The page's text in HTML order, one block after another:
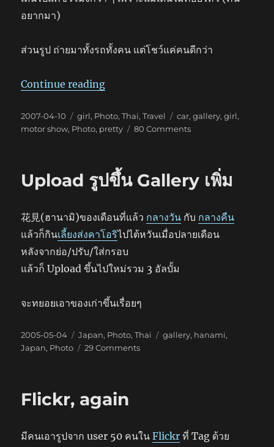
อยากมา)
ส่วนรูป ถ่ายมาทั้งรถทั้งคน แต่โชว์แค่คนดีกว่า
Continue reading“Bangkok International Motor
Posted
on
2007-04-10 Categories
girl, Photo,Thai,Travel Tags
car,gallery,girl,
motor show, Photo, pretty 80 Commentson
Show
2007
Upload รูปขึ้น Gallery เพิ่ม
花見(ฮานามิ)ของเดือนที่แล้ว กลางวัน กับ กลางคืน
แล้วก็กินเลี้ยงส่งคาโอริไปไต้หวันเมื่อปลายเดือน
หลังจากย่อ/ปรับ/ใส่กรอบ
แล้วก็ Upload ขึ้นไปใหม่รวม 3 อัลบั้ม
จะทยอยเอาของเก่าขึ้นเรื่อยๆ
Posted
on
2005-05-04 Categories
Japan, Photo,Thai Tags
gallery, hanami,
Japan, Photo 29 Commentson
Flickr, again
มีคนเอารูปจาก user 50 คนในFlickr ที่ Tag ด้วย